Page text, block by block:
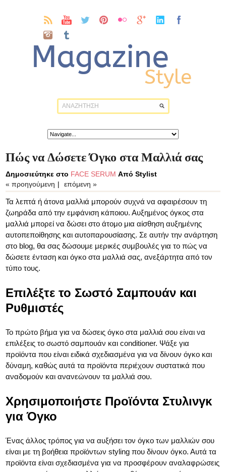
Πώς να Δώσετε Όγκο στα Μαλλιά σας
Δημοσιεύτηκε στο FACE SERUM Από Stylist
« προηγούμενη | επόμενη »
Τα λεπτά ή άτονα μαλλιά μπορούν συχνά να αφαιρέσουν τη
ζωηράδα από την εμφάνιση κάποιου. Αυξημένος όγκος στα
μαλλιά μπορεί να δώσει στο άτομο μια αίσθηση αυξημένης
αυτοπεποίθησης και αυτοπαρουσίασης. Σε αυτήν την ανάρτηση
στο blog, θα σας δώσουμε μερικές συμβουλές για το πώς να
δώσετε ένταση και όγκο στα μαλλιά σας, ανεξάρτητα από τον
τύπο τους.
Επιλέξτε το Σωστό Σαμπουάν και
Ρυθμιστές
Το πρώτο βήμα για να δώσεις όγκο στα μαλλιά σου είναι να
επιλέξεις το σωστό σαμπουάν και conditioner. Ψάξε για
προϊόντα που είναι ειδικά σχεδιασμένα για να δίνουν όγκο και
δύναμη, καθώς αυτά τα προϊόντα περιέχουν συστατικά που
αναδομούν και ανανεώνουν τα μαλλιά σου.
Χρησιμοποιήστε Προϊόντα Στυλινγκ
για Όγκο
Ένας άλλος τρόπος για να αυξήσει τον όγκο των μαλλιών σου
είναι με τη βοήθεια προϊόντων styling που δίνουν όγκο. Αυτά τα
προϊόντα είναι σχεδιασμένα για να προσφέρουν αναλαφρώσεις